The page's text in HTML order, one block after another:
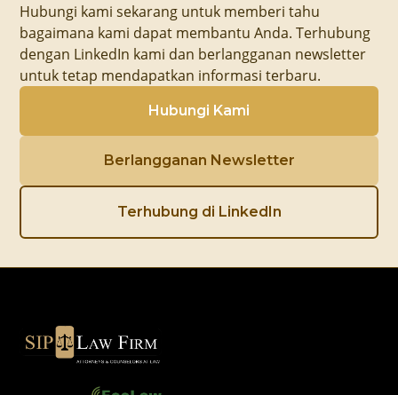
Hubungi kami sekarang untuk memberi tahu
bagaimana kami dapat membantu Anda. Terhubung
dengan LinkedIn kami dan berlangganan newsletter
untuk tetap mendapatkan informasi terbaru.
Hubungi Kami
Berlangganan Newsletter
Terhubung di LinkedIn